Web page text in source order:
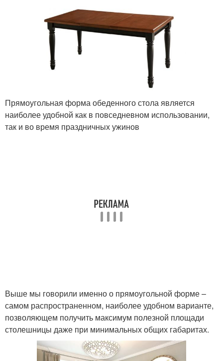
Прямоугольная форма обеденного стола является
наиболее удобной как в повседневном использовании,
так и во время праздничных ужинов
Выше мы говорили именно о прямоугольной форме –
самом распространенном, наиболее удобном варианте,
позволяющем получить максимум полезной площади
столешницы даже при минимальных общих габаритах.